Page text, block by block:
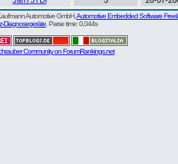
Automotive GmbH,Automotive Embedded Software
Diagnosegeräte. Parse time: 0,044s